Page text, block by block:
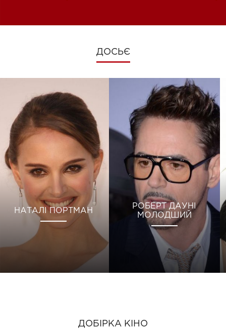
ДОСЬЄ
НАТАЛІ ПОРТМАН
РОБЕРТ ДАУНІ
МОЛОДШИЙ
ДОБІРКА КІНО